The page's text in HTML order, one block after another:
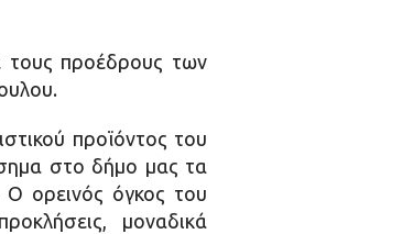
τους προέδρους των
προϊόντος του
στο δήμο μας τα
Ο ορεινός όγκος του
μοναδικά